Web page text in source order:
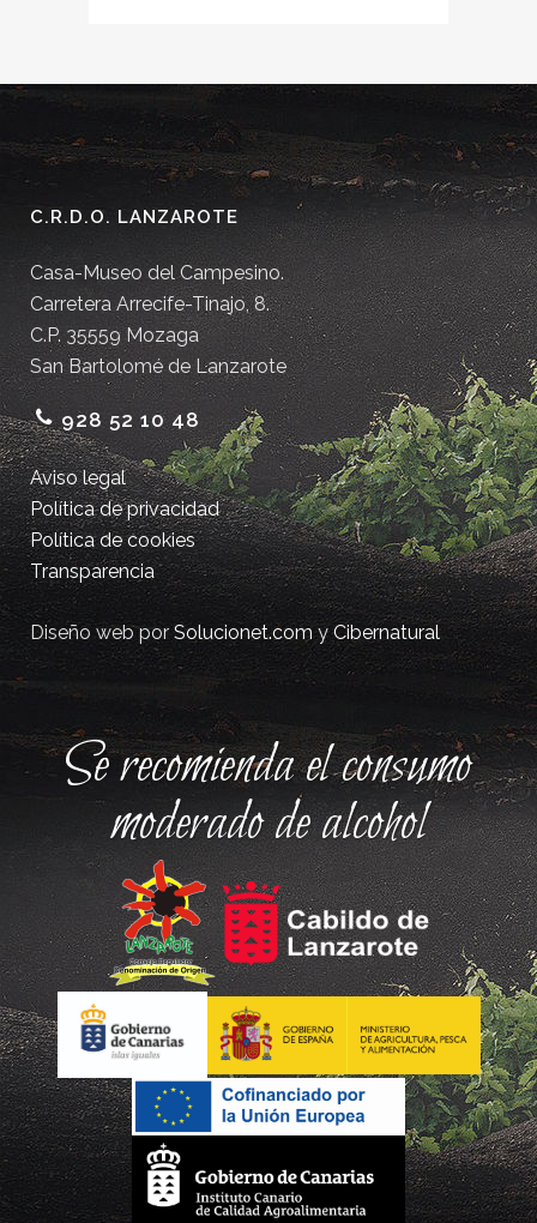
C.R.D.O. LANZAROTE
Casa-Museo del Campesino.
Carretera Arrecife-Tinajo, 8.
C.P. 35559 Mozaga
San Bartolomé de Lanzarote
928 52 10 48
Aviso legal
Política de privacidad
Política de cookies
Transparencia
Diseño web porSolucionet.comyCibernatural
Se recomienda el consumo
moderado de alcohol